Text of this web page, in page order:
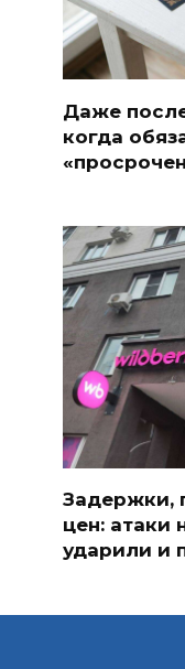
Даже
когда
Задержки,
цен: атаки
ударили и